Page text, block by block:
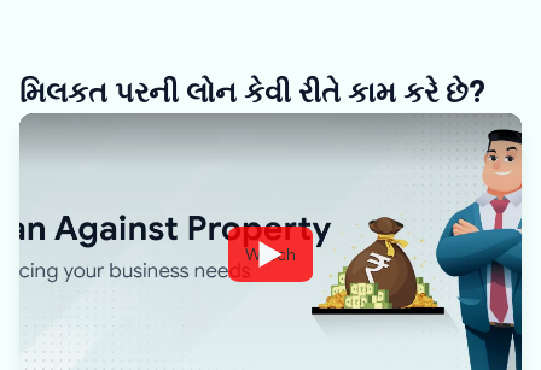
મિલકત પરની લોન કેવી રીતે કામ કરે છે?
Watch